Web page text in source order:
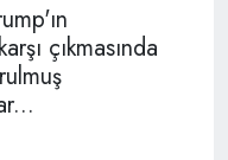
çıkmasında